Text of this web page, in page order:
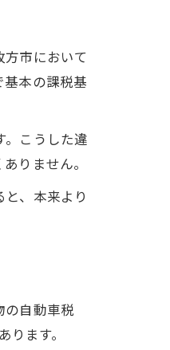
市において
基本の課税基
。こうした違
りません。
、本来より
の自動車税
ます。